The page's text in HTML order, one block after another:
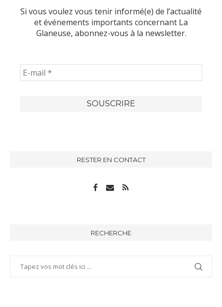
Si vous voulez vous tenir informé(e) de l’actualité
et événements importants concernant La
Glaneuse, abonnez-vous à la newsletter.
RESTER EN CONTACT
RECHERCHE